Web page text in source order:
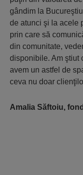
gândim la
de atunci şi la acele
prin care să
din comunitate,
disponibile. Am ştiut
avem un astfel de
ceva nu doar
Amalia Săftoiu,